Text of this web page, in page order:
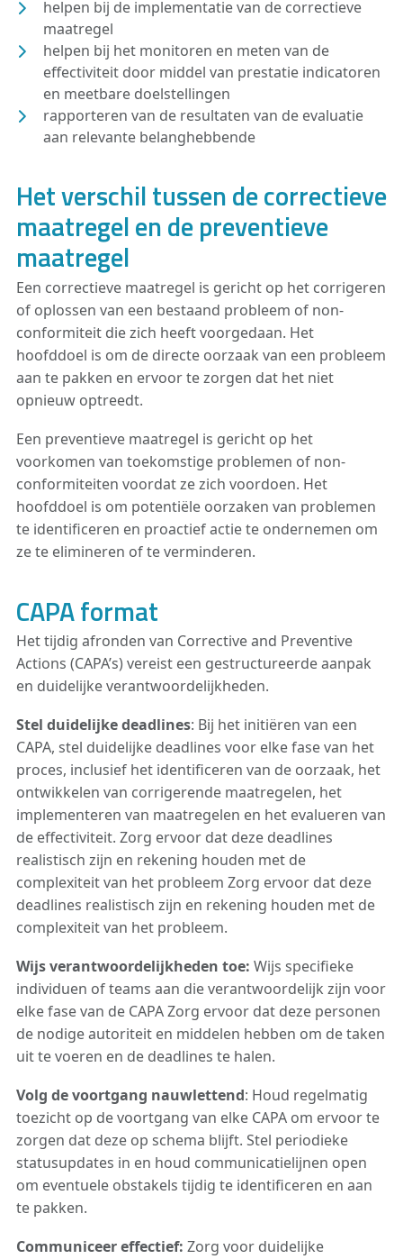
helpen bij de implementatie van de correctieve
maatregel
helpen bij het monitoren en meten van de
effectiviteit door middel van prestatie indicatoren
en meetbare doelstellingen
rapporteren van de resultaten van de evaluatie
aan relevante belanghebbende
Het verschil tussen de correctieve
maatregel en de preventieve
maatregel
Een correctieve maatregel is gericht op het corrigeren
of oplossen van een bestaand probleem of non-
conformiteit die zich heeft voorgedaan. Het
hoofddoel is om de directe oorzaak van een probleem
aan te pakken en ervoor te zorgen dat het niet
opnieuw optreedt.
Een preventieve maatregel is gericht op het
voorkomen van toekomstige problemen of non-
conformiteiten voordat ze zich voordoen. Het
hoofddoel is om potentiële oorzaken van problemen
te identificeren en proactief actie te ondernemen om
ze te elimineren of te verminderen.
CAPA format
Het tijdig afronden van Corrective and Preventive
Actions (CAPA’s) vereist een gestructureerde aanpak
en duidelijke verantwoordelijkheden.
Stel duidelijke deadlines: Bij het initiëren van een
CAPA, stel duidelijke deadlines voor elke fase van het
proces, inclusief het identificeren van de oorzaak, het
ontwikkelen van corrigerende maatregelen, het
implementeren van maatregelen en het evalueren van
de effectiviteit. Zorg ervoor dat deze deadlines
realistisch zijn en rekening houden met de
complexiteit van het probleem Zorg ervoor dat deze
deadlines realistisch zijn en rekening houden met de
complexiteit van het probleem.
Wijs verantwoordelijkheden toe: Wijs specifieke
individuen of teams aan die verantwoordelijk zijn voor
elke fase van de CAPA Zorg ervoor dat deze personen
de nodige autoriteit en middelen hebben om de taken
uit te voeren en de deadlines te halen.
Volg de voortgang nauwlettend: Houd regelmatig
toezicht op de voortgang van elke CAPA om ervoor te
zorgen dat deze op schema blijft. Stel periodieke
statusupdates in en houd communicatielijnen open
om eventuele obstakels tijdig te identificeren en aan
te pakken.
Communiceer effectief: Zorg voor duidelijke